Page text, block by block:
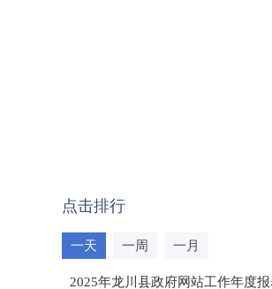
点击排行
一天 一周 一月
2025年龙川县政府网站工作年度